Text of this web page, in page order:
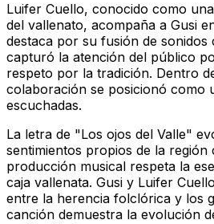
Luifer Cuello, conocido como
del vallenato, acompaña a Gusi
destaca por su fusión de
capturó la atención del público
respeto por la tradición. Dentro
colaboración se posicionó como
escuchadas.
La letra de "Los ojos del Valle"
sentimientos propios de la región
producción musical respeta la
caja vallenata. Gusi y Luifer
entre la herencia folclórica y los
canción demuestra la evolución